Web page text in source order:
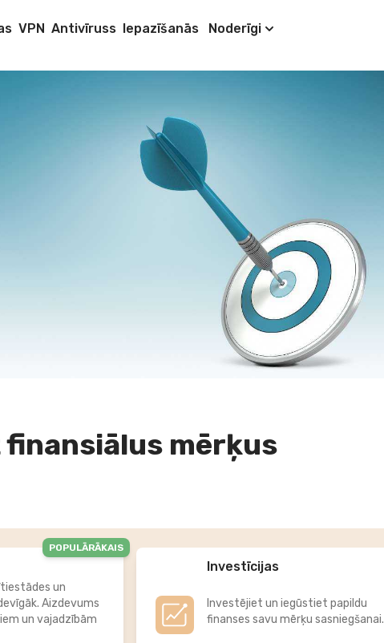
VPN Antivīruss Iepazīšanās Noderīgi
finansiālus mērķus
un
Aizdevums
un vajadzībām
POPULĀRĀKAIS
Investīcijas
Investējiet un iegūstiet papildu
finanses savu mērķu sasniegšanai.